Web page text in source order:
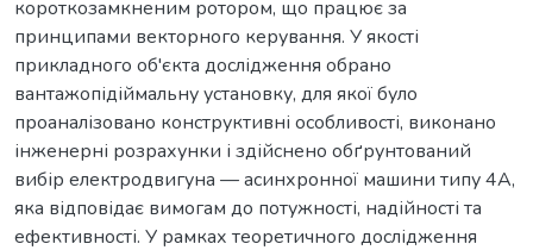
короткозамкненим ротором, що працює за
принципами векторного керування. У якості
прикладного об'єкта дослідження обрано
вантажопідіймальну установку, для якої було
проаналізовано конструктивні особливості, виконано
інженерні розрахунки і здійснено обґрунтований
вибір електродвигуна — асинхронної машини типу 4А,
яка відповідає вимогам до потужності, надійності та
ефективності. У рамках теоретичного дослідження